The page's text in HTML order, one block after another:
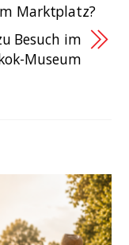
Marktplatz?
Besuch im
Museum